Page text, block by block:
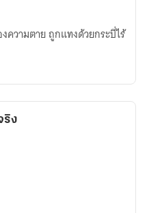
วามตาย ถูกแทงด้วยกระบี่ไร้
ริง